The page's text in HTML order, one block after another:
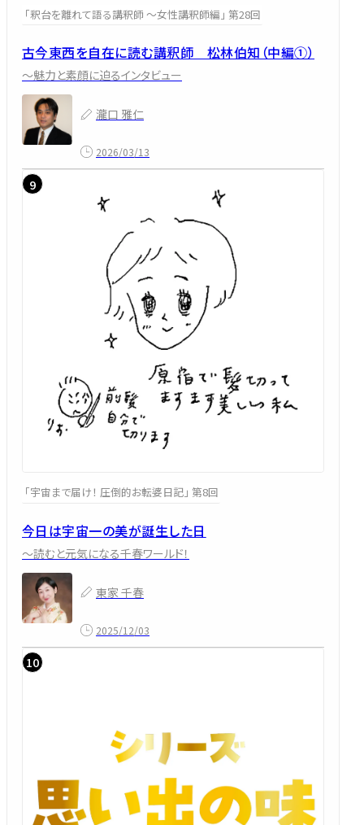
「釈台を離れて語る講釈師 ～女性講釈師編」 第28回
古今東西を自在に読む講釈師 松林伯知（中編①）
～魅力と素顔に迫るインタビュー
瀧口 雅仁
2026/03/13
「宇宙まで届け！ 圧倒的お転婆日記」 第8回
今日は宇宙一の美が誕生した日
～読むと元気になる千春ワールド！
東家 千春
2025/12/03